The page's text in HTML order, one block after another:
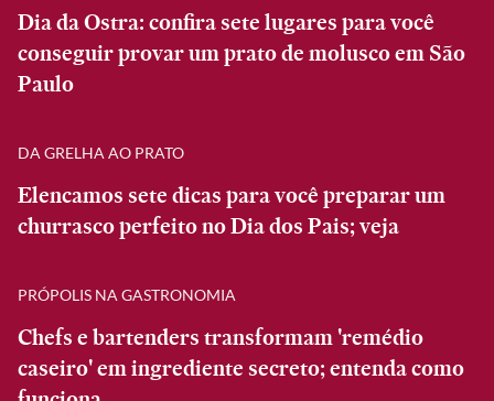
Dia da Ostra: confira sete lugares para você
conseguir provar um prato de molusco em São
Paulo
DA GRELHA AO PRATO
Elencamos sete dicas para você preparar um
churrasco perfeito no Dia dos Pais; veja
PRÓPOLIS NA GASTRONOMIA
Chefs e bartenders transformam 'remédio
caseiro' em ingrediente secreto; entenda como